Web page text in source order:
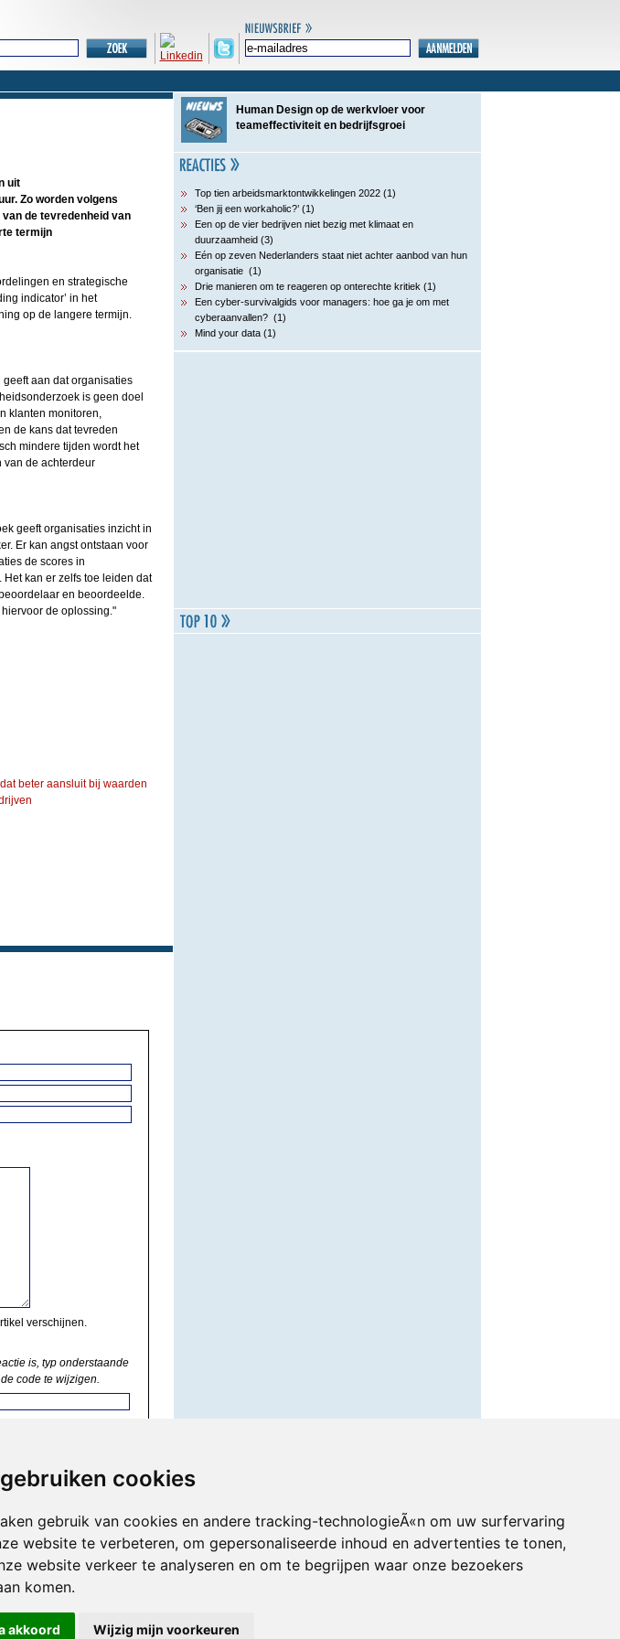
cookies
gebruik van cookies en andere tracking-technologieÃ«n om uw surfervaring
website te verbeteren, om gepersonaliseerde inhoud en advertenties te tonen,
website verkeer te analyseren en om te begrijpen waar onze bezoekers
komen.
akkoord Wijzig mijn voorkeuren
uit
Zo worden volgens
de tevredenheid van
termijn
en strategische
indicator’ in het
op de langere termijn.
aan dat organisaties
is geen doel
klanten monitoren,
de kans dat tevreden
mindere tijden wordt het
van de achterdeur
geeft organisaties inzicht in
Er kan angst ontstaan voor
de scores in
kan er zelfs toe leiden dat
en beoordeelde.
de oplossing."
beter aansluit bij waarden
verschijnen.
is, typ onderstaande
code te wijzigen.
Human Design op de werkvloer voor
teameffectiviteit en bedrijfsgroei
Top tien arbeidsmarktontwikkelingen 2022 (1)
‘Ben jij een workaholic?’ (1)
Een op de vier bedrijven niet bezig met klimaat en
duurzaamheid (3)
Eén op zeven Nederlanders staat niet achter aanbod van hun
organisatie (1)
Drie manieren om te reageren op onterechte kritiek (1)
Een cyber-survivalgids voor managers: hoe ga je om met
cyberaanvallen? (1)
Mind your data (1)
Mijn Account
Inloggen